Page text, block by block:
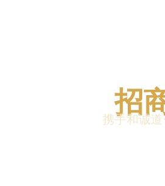
招
携手和诚